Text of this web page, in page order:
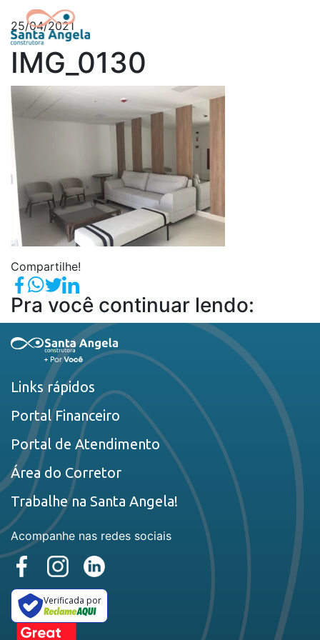
25/04/2021
IMG_0130
Compartilhe!
Pra você continuar lendo:
Links rápidos
Portal Financeiro
Portal de Atendimento
Área do Corretor
Trabalhe na Santa Angela!
Acompanhe nas redes sociais
Verificada por